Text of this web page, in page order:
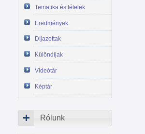
Tematika és tételek
Eredmények
Díjazottak
Különdíjak
Videótár
Képtár
Rólunk